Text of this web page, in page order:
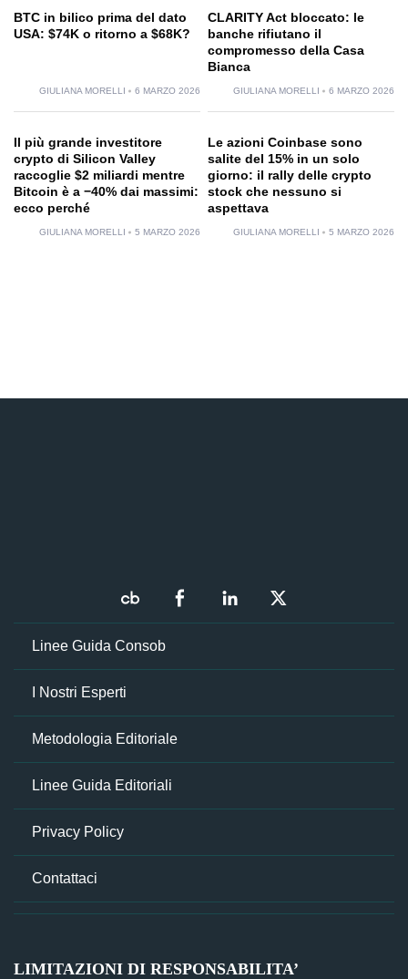
BTC in bilico prima del dato
USA: $74K o ritorno a $68K?
GIULIANA MORELLI 6 MARZO 2026
CLARITY Act bloccato: le
banche rifiutano il
compromesso della Casa
Bianca
GIULIANA MORELLI 6 MARZO 2026
Il più grande investitore
crypto di Silicon Valley
raccoglie $2 miliardi mentre
Bitcoin è a −40% dai massimi:
ecco perché
GIULIANA MORELLI 5 MARZO 2026
Le azioni Coinbase sono
salite del 15% in un solo
giorno: il rally delle crypto
stock che nessuno si
aspettava
GIULIANA MORELLI 5 MARZO 2026
Linee Guida Consob
I Nostri Esperti
Metodologia Editoriale
Linee Guida Editoriali
Privacy Policy
Contattaci
LIMITAZIONI DI RESPONSABILITA’